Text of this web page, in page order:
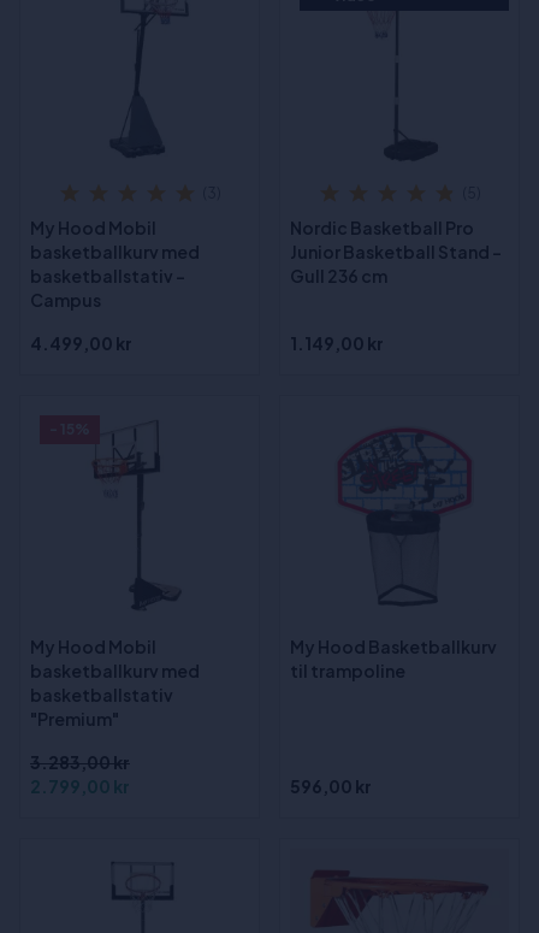
My Hood Mobil
basketballkurv med
basketballstativ -
Campus
4.499,00 kr
Nordic Basketball Pro
Junior Basketball Stand -
Gull 236 cm
1.149,00 kr
My Hood Mobil
basketballkurv med
basketballstativ
"Premium"
3.283,00 kr
2.799,00 kr
My Hood Basketballkurv
til trampoline
596,00 kr